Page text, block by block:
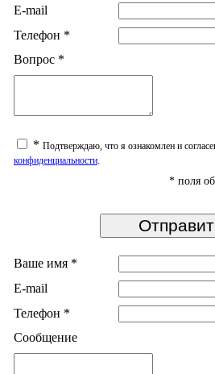
E-mail
Телефон *
Вопрос *
* Подтверждаю, что я ознакомлен и
конфиденциальности
* поля
Ваше имя *
E-mail
Телефон *
Сообщение